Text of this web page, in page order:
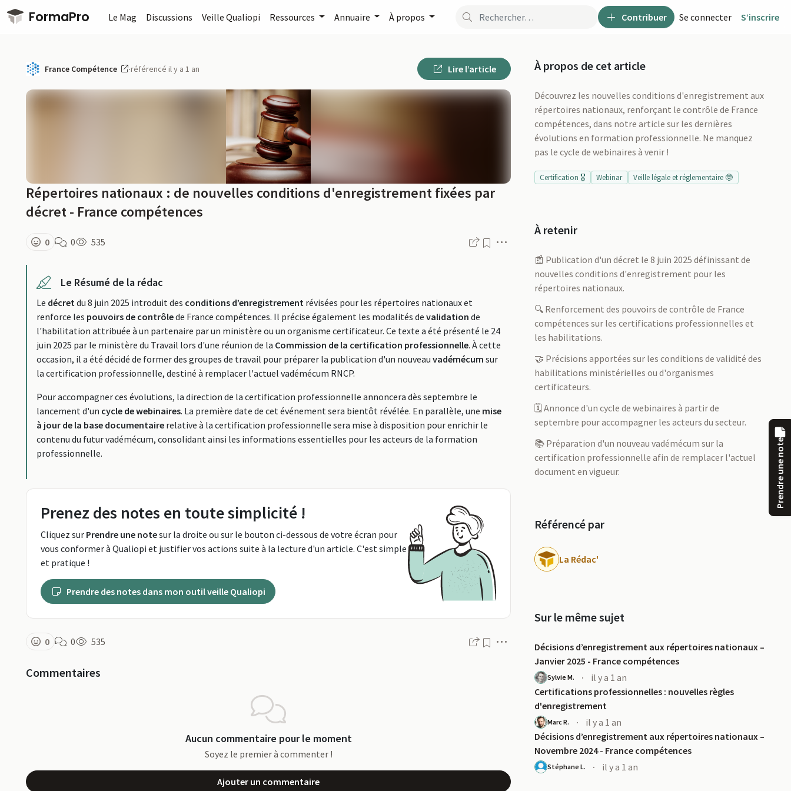
Passer au contenu principal
FormaPro Contribuer Se connecter S’inscrire
Le Mag Discussions Veille Qualiopi Ressources Annuaire À propos
France Compétence ·référencé il y a 1 an Lire l’article
Répertoires nationaux : de nouvelles conditions d'enregistrement fixées par
décret - France compétences
0 0 535
Le Résumé de la rédac
Le décretdu 8 juin 2025 introduit des conditions d’enregistrement révisées pour les répertoires nationaux et
renforce les pouvoirs de contrôlede France compétences. Il précise également les modalités de validation de
l'habilitation attribuée à un partenaire par un ministère ou un organisme certificateur. Ce texte a été présenté le 24
juin 2025 par le ministère du Travail lors d'une réunion de la Commission de la certification professionnelle. À cette
occasion, il a été décidé de former des groupes de travail pour préparer la publication d'un nouveau vadémécum sur
la certification professionnelle, destiné à remplacer l'actuel vadémécum RNCP.
Pour accompagner ces évolutions, la direction de la certification professionnelle annoncera dès septembre le
lancement d'un cycle de webinaires. La première date de cet événement sera bientôt révélée. En parallèle, une mise
à jour de la base documentaire relative à la certification professionnelle sera mise à disposition pour enrichir le
contenu du futur vadémécum, consolidant ainsi les informations essentielles pour les acteurs de la formation
professionnelle.
Prenez des notes en toute simplicité !
Cliquez sur Prendre une notesur la droite ou sur le bouton ci-dessous de votre écran pour
vous conformer à Qualiopi et justifier vos actions suite à la lecture d'un article. C'est simple
et pratique !
Prendre des notes dans mon outil veille Qualiopi
0 0 535
Commentaires
Aucun commentaire pour le moment
Soyez le premier à commenter !
Ajouter un commentaire
À propos de cet article
Découvrez les nouvelles conditions d'enregistrement aux
répertoires nationaux, renforçant le contrôle de France
compétences, dans notre article sur les dernières
évolutions en formation professionnelle. Ne manquez
pas le cycle de webinaires à venir !
Certification 🎖️ Webinar Veille légale et réglementaire 🤓
À retenir
📰 Publication d'un décret le 8 juin 2025 définissant de
nouvelles conditions d'enregistrement pour les
répertoires nationaux.
🔍 Renforcement des pouvoirs de contrôle de France
compétences sur les certifications professionnelles et
les habilitations.
🤝 Précisions apportées sur les conditions de validité des
habilitations ministérielles ou d'organismes
certificateurs.
🗓️ Annonce d'un cycle de webinaires à partir de
septembre pour accompagner les acteurs du secteur.
📚 Préparation d'un nouveau vadémécum sur la
certification professionnelle afin de remplacer l'actuel
document en vigueur.
Référencé par
La Rédac'
Sur le même sujet
Décisions d’enregistrement aux répertoires nationaux –
Janvier 2025 - France compétences
Sylvie M. ·
il y a 1 an
Certifications professionnelles : nouvelles règles
d'enregistrement
Marc R. ·
il y a 1 an
Décisions d’enregistrement aux répertoires nationaux –
Novembre 2024 - France compétences
Stéphane L. · il y a 1 an
Prendre une note